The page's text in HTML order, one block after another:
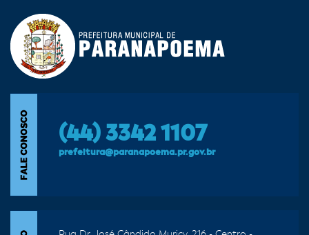
(44) 3342 1107
prefeitura@paranapoema.pr.gov.br